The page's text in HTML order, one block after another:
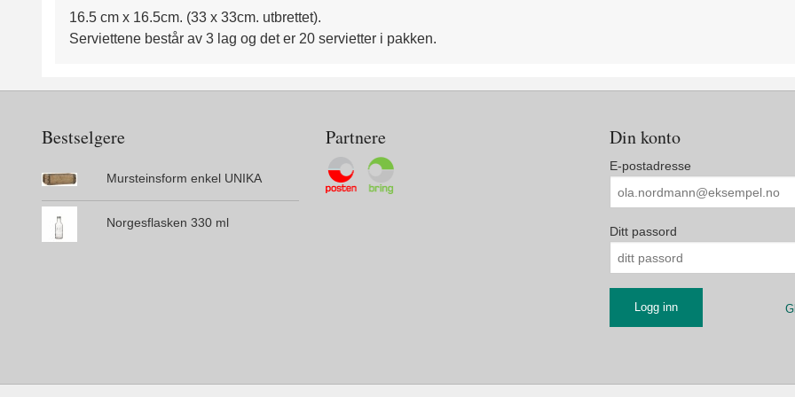
16.5 cm x 16.5cm. (33 x 33cm. utbrettet).
Serviettene består av 3 lag og det er 20 servietter i pakken.
Bestselgere
Mursteinsform enkel UNIKA
Norgesflasken 330 ml
Partnere Din konto
E-postadresse
Ditt passord